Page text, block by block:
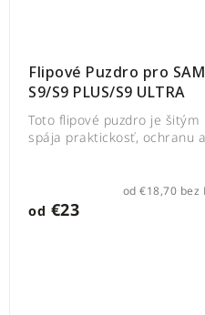
Flipové Puzdro pro
S9/S9 PLUS/S9 ULTRA
od €18,70 bez
od €23
Toto flipové puzdro je
spája praktickosť, ochranu a